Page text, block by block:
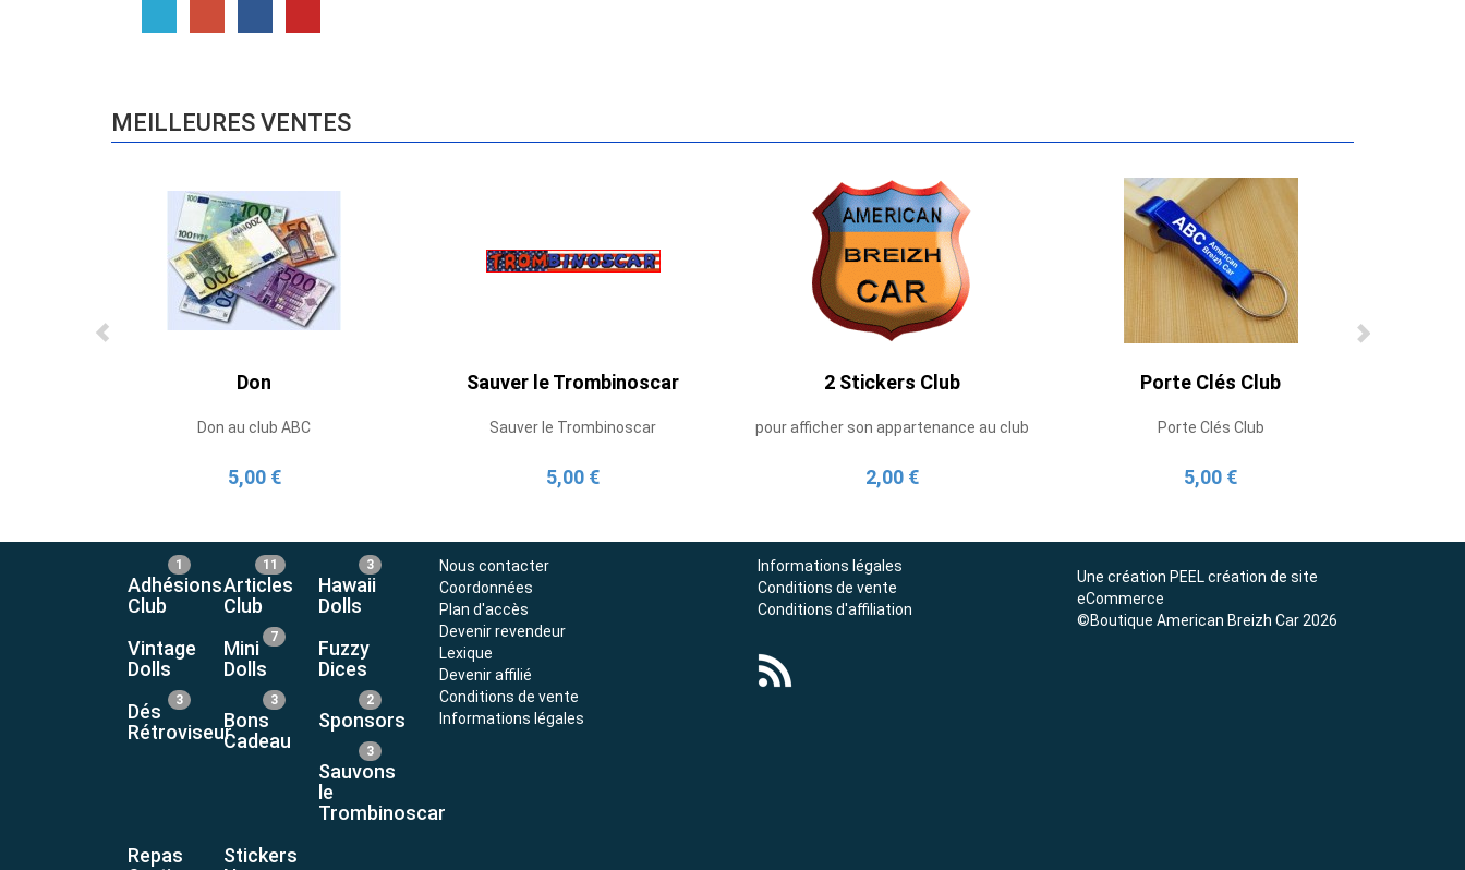
MEILLEURES VENTES
Don
Don au club ABC
5,00 €
Sauver le Trombinoscar
Sauver le Trombinoscar
5,00 €
2 Stickers Club
pour afficher son appartenance au club
2,00 €
Porte Clés Club
Porte Clés Club
5,00 €
1
Adhésions
Club
11
Articles
Club
3
Hawaii
Dolls
Vintage
Dolls
7
Mini
Dolls
Fuzzy
Dices
3
Dés
Rétroviseur
3
Bons
Cadeau
2
Sponsors
3
Sauvons
le
Trombinoscar
Repas
Stickers
Nous contacter
Coordonnées
Plan d'accès
Devenir revendeur
Lexique
Devenir affilié
Conditions de vente
Informations légales
Informations légales
Conditions de vente
Conditions d'affiliation
Une création PEEL création de site
eCommerce
©Boutique American Breizh Car 2026